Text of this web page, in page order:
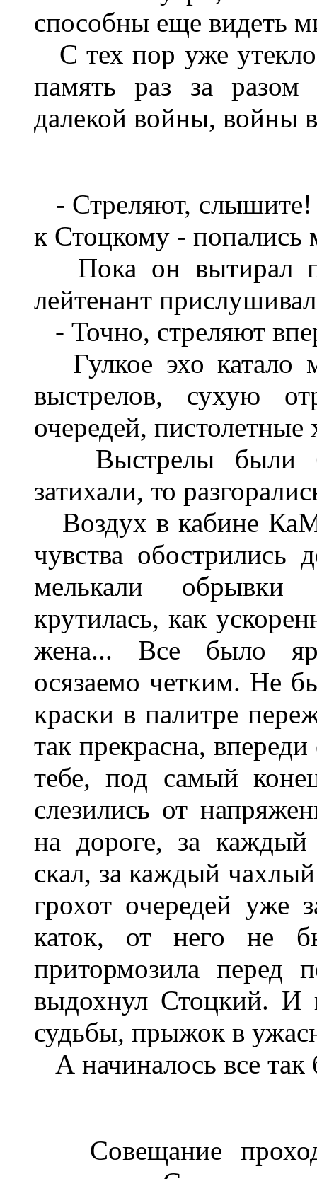
способны еще видеть
С тех пор уже утекло
память
раз за
разом
далекой войны, войны в
- Стреляют, слышите
к Стоцкому - попались
Пока он вытирал
лейтенант
- Точно, стреляют
Гулкое эхо катало
выстрелов, су­хую
очередей, пистолетные
Выстрелы
были
затихали, то
Воздух в кабине
чувства обо­стрились
мелькали
обрывки
крутилась, как
жена... Все было
осязаемо чет­ким. Не
краски в палитре
так прекрасна, впереди
тебе,под самый
слезились от
на дороге, за каждый
скал, за каждый чахлый
грохот очередей уже
каток, от него не
притормозила пе­ред
выдохнул Стоцкий. И
судьбы, прыжок в
А начиналось все так
Совещание